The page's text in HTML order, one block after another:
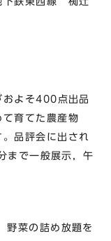
よそ400点出品
育てた農産物
品評会に出され
まで一般展示，午
菜の詰め放題を